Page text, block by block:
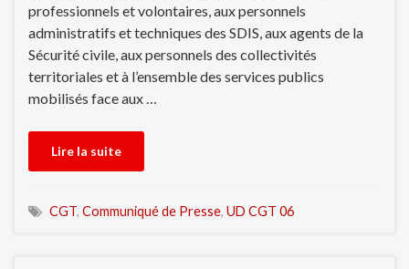
professionnels et volontaires, aux personnels
administratifs et techniques des SDIS, aux agents de la
Sécurité civile, aux personnels des collectivités
territoriales et à l’ensemble des services publics
mobilisés face aux …
Lire la suite
CGT, Communiqué de Presse, UD CGT 06